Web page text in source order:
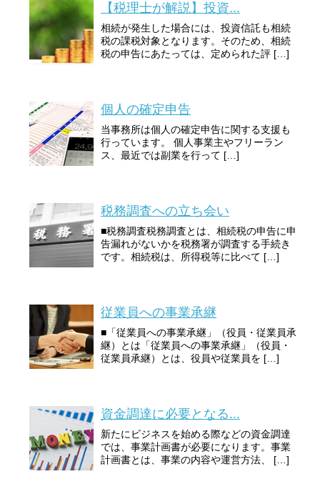
【税理士が解説】投資...
相続が発生した場合には、投資信託も相続
税の課税対象となります。そのため、相続
税の申告にあたっては、定められた評 […]
個人の確定申告
当事務所は個人の確定申告に関する支援も
行っています。 個人事業主やフリーラン
ス、最近では副業を行って […]
税務調査への立ち会い
■税務調査税務調査とは、相続税の申告に申
告漏れがないかを税務署が調査する手続き
です。相続税は、所得税等に比べて […]
従業員への事業承継
■「従業員への事業承継」（役員・従業員承
継）とは「従業員への事業承継」（役員・
従業員承継）とは、役員や従業員を […]
資金調達に必要となる...
新たにビジネスを始める際などの資金調達
では、事業計画書が必要になります。事業
計画書とは、事業の内容や運営方法、 […]